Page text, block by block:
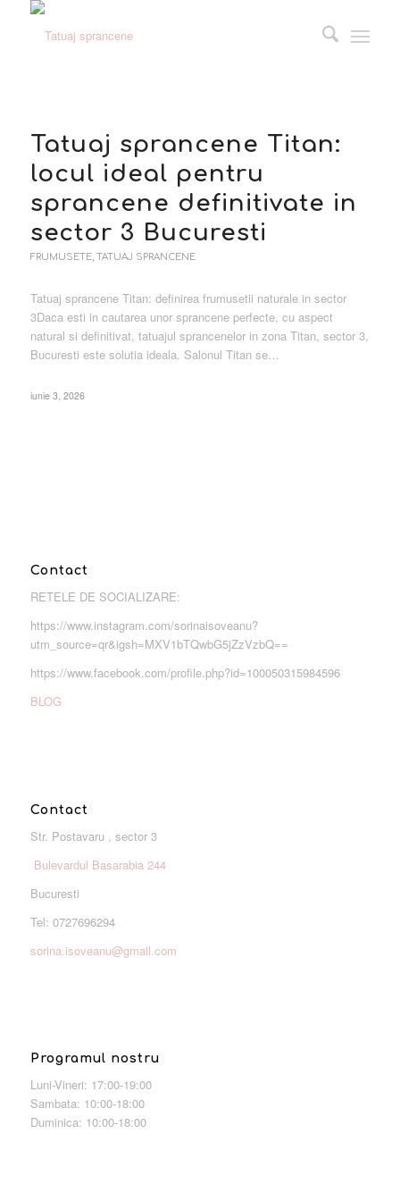
Tatuaj sprancene Titan:
locul ideal pentru
sprancene definitivate in
sector 3 Bucuresti
FRUMUSETE, TATUAJ SPRANCENE
Tatuaj sprancene Titan: definirea frumusetii naturale in sector
3Daca esti in cautarea unor sprancene perfecte, cu aspect
natural si definitivat, tatuajul sprancenelor in zona Titan, sector 3,
Bucuresti este solutia ideala. Salonul Titan se…
iunie 3, 2026
Contact
RETELE DE SOCIALIZARE:
https://www.instagram.com/sorinaisoveanu?
utm_source=qr&igsh=MXV1bTQwbG5jZzVzbQ==
https://www.facebook.com/profile.php?id=100050315984596
BLOG
Contact
Str. Postavaru , sector 3
Bulevardul Basarabia 244
Bucuresti
Tel: 0727696294
sorina.isoveanu@gmail.com
Programul nostru
Luni-Vineri: 17:00-19:00
Sambata: 10:00-18:00
Duminica: 10:00-18:00